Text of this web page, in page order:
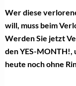
Wer diese
will, muss beim
Werden Sie jetzt
den YES-MONTH!,
heute noch ohne